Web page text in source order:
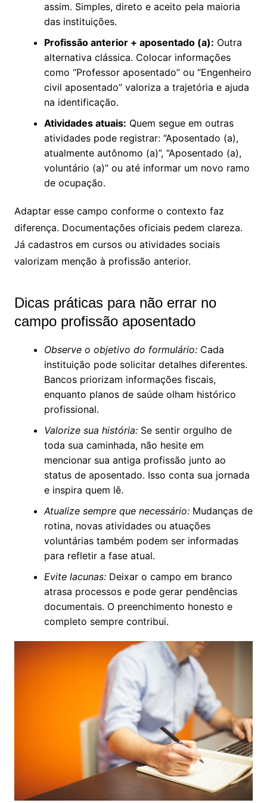
assim. Simples, direto e aceito pela maioria
das instituições.
Profissão anterior + aposentado (a): Outra
alternativa clássica. Colocar informações
como “Professor aposentado” ou “Engenheiro
civil aposentado” valoriza a trajetória e ajuda
na identificação.
Atividades atuais: Quem segue em outras
atividades pode registrar: “Aposentado (a),
atualmente autônomo (a)”, “Aposentado (a),
voluntário (a)” ou até informar um novo ramo
de ocupação.
Adaptar esse campo conforme o contexto faz
diferença. Documentações oficiais pedem clareza.
Já cadastros em cursos ou atividades sociais
valorizam menção à profissão anterior.
Dicas práticas para não errar no
campo profissão aposentado
Observe o objetivo do formulário:Cada
instituição pode solicitar detalhes diferentes.
Bancos priorizam informações fiscais,
enquanto planos de saúde olham histórico
profissional.
Valorize sua história:Se sentir orgulho de
toda sua caminhada, não hesite em
mencionar sua antiga profissão junto ao
status de aposentado. Isso conta sua jornada
e inspira quem lê.
Atualize sempre que necessário:Mudanças de
rotina, novas atividades ou atuações
voluntárias também podem ser informadas
para refletir a fase atual.
Evite lacunas:Deixar o campo em branco
atrasa processos e pode gerar pendências
documentais. O preenchimento honesto e
completo sempre contribui.